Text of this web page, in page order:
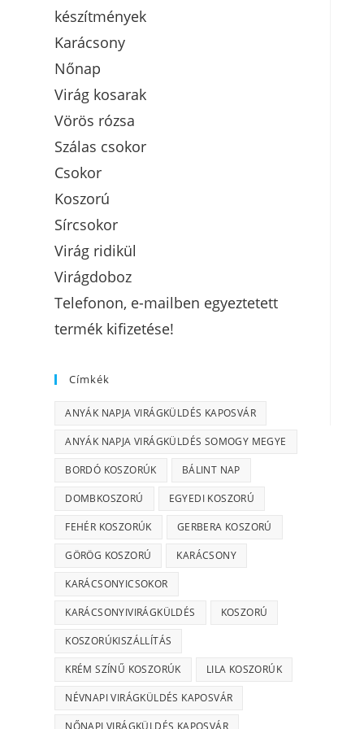
készítmények
Karácsony
Nőnap
Virág kosarak
Vörös rózsa
Szálas csokor
Csokor
Koszorú
Sírcsokor
Virág ridikül
Virágdoboz
Telefonon, e-mailben egyeztetett
termék kifizetése!
Címkék
ANYÁK NAPJA VIRÁGKÜLDÉS KAPOSVÁR
ANYÁK NAPJA VIRÁGKÜLDÉS SOMOGY MEGYE
BORDÓ KOSZORÚK BÁLINT NAP
DOMBKOSZORÚ EGYEDI KOSZORÚ
FEHÉR KOSZORÚK GERBERA KOSZORÚ
GÖRÖG KOSZORÚ KARÁCSONY
KARÁCSONYICSOKOR
KARÁCSONYIVIRÁGKÜLDÉS KOSZORÚ
KOSZORÚKISZÁLLÍTÁS
KRÉM SZÍNŰ KOSZORÚK LILA KOSZORÚK
NÉVNAPI VIRÁGKÜLDÉS KAPOSVÁR
NŐNAPI VIRÁGKÜLDÉS KAPOSVÁR